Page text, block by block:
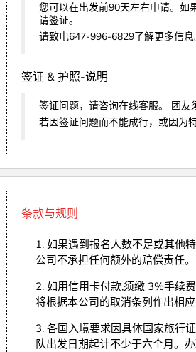
您可以在出发前90天左右申请。如
请签证。
请致电647-996-6829了解更多信息
签证 & 护照-说明
签证问题，请咨询在线客服。 团
若因签证问题而不能成行，或因为
条款与规则
1. 如果遇到报名人数不足或其他
公司不承担任何额外的赔偿责任。
2. 如用信用卡付款,须缴 3%手续
将根据本公司的取消条列作出相
3. 各国入境要求因具体国家旅行
队出发日期起计不少于六个月。